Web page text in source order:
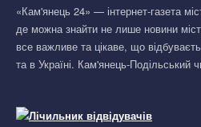
«Кам'янець 24» — інтернет-газета
де можна знайти не лише новини
все важливе та цікаве, що
та в Україні. Кам'янець-Подільський